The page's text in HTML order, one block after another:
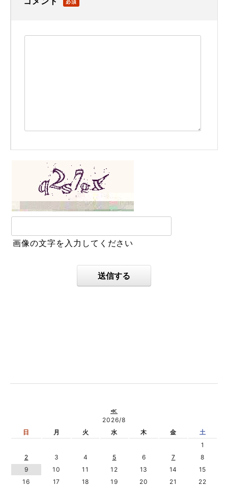
必須
画像の文字を入力してください
送信する
≪
2026/8
日
月 火 水 木 金
土
1
2
3 4 5 6 7
8
9
10 11 12 13 14
15
16
17 18 19 20 21
22